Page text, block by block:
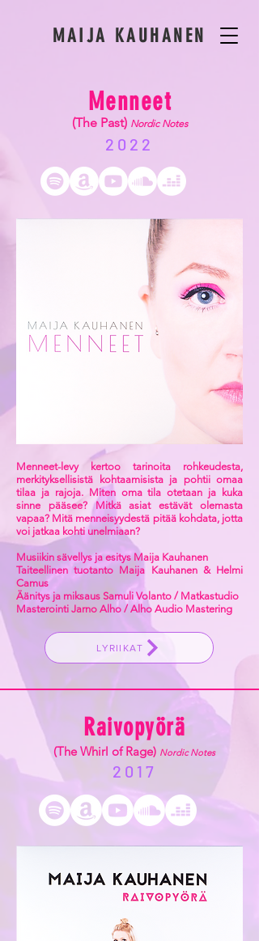
MAIJA KAUHANEN
Menneet
(The Past) Nordic Notes
2022
Menneet-levy kertoo tarinoita rohkeudesta,
merkityksellisistä kohtaamisista ja pohtii omaa
tilaa ja rajoja. Miten oma tila otetaan ja kuka
sinne pääsee? Mitkä asiat estävät olemasta
vapaa? Mitä menneisyydestä pitää kohdata, jotta
voi jatkaa kohti unelmiaan?
Musiikin sävellys ja esitys Maija Kauhanen
Taiteellinen tuotanto Maija Kauhanen & Helmi
Camus
Äänitys ja miksaus Samuli Volanto / Matkastudio
Masterointi Jarno Alho / Alho Audio Mastering
LYRIIKAT
Raivopyörä
(The Whirl of Rage) Nordic Notes
2017